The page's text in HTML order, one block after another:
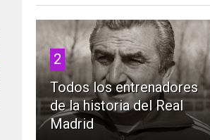
2
Todos los entrenadores
de la historia del Real
Madrid